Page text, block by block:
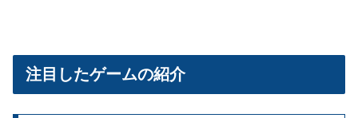
注目したゲームの紹介